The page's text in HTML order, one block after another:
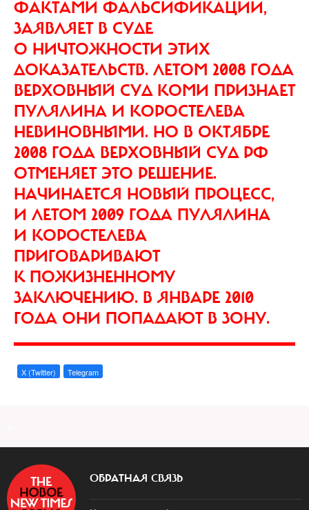
ФАКТАМИ ФАЛЬСИФИКАЦИИ,
ЗАЯВЛЯЕТ В СУДЕ
О НИЧТОЖНОСТИ ЭТИХ
ДОКАЗАТЕЛЬСТВ. ЛЕТОМ 2008 ГОДА
ВЕРХОВНЫЙ СУД КОМИ ПРИЗНАЕТ
ПУЛЯЛИНА И КОРОСТЕЛЕВА
НЕВИНОВНЫМИ. НО В ОКТЯБРЕ
2008 ГОДА ВЕРХОВНЫЙ СУД РФ
ОТМЕНЯЕТ ЭТО РЕШЕНИЕ.
НАЧИНАЕТСЯ НОВЫЙ ПРОЦЕСС,
И ЛЕТОМ 2009 ГОДА ПУЛЯЛИНА
И КОРОСТЕЛЕВА
ПРИГОВАРИВАЮТ
К ПОЖИЗНЕННОМУ
ЗАКЛЮЧЕНИЮ. В ЯНВАРЕ 2010
ГОДА ОНИ ПОПАДАЮТ В ЗОНУ.
X (Twitter) Telegram
ОБРАТНАЯ СВЯЗЬ